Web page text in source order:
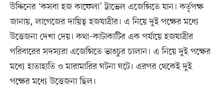
উদ্দিনের ‘কসবা হজ কাফেলা’ ট্রাভেল এজেন্সিতে যান। কর্তৃপক্ষ
জানায়, লাগেজের দায়িত্ব হজযাত্রীর। এ নিয়ে দুই পক্ষের মধ্যে
উত্তেজনা দেখা দেয়। কথা–কাটাকাটির এক পর্যায়ে হজযাত্রীর
পরিবারের সদস্যরা এজেন্সিতে ভাঙচুর চালান। এ নিয়ে দুই পক্ষের
মধ্যে হাতাহাতি ও মারামারির ঘটনা ঘটে। এরপর থেকেই দুই
পক্ষের মধ্যে উত্তেজনা ছিল।